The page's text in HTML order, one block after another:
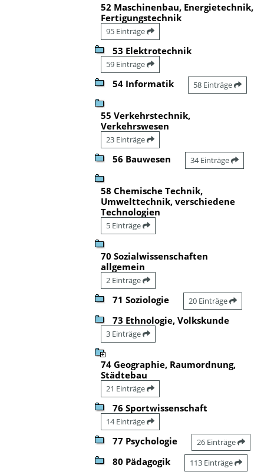
52 Maschinenbau, Energietechnik,
Fertigungstechnik
95 Einträge
53 Elektrotechnik
59 Einträge
54 Informatik 58 Einträge
55 Verkehrstechnik,
Verkehrswesen
23 Einträge
56 Bauwesen 34 Einträge
58 Chemische Technik,
Umwelttechnik, verschiedene
Technologien
5 Einträge
70 Sozialwissenschaften
allgemein
2 Einträge
71 Soziologie 20 Einträge
73 Ethnologie, Volkskunde
3 Einträge
74 Geographie, Raumordnung,
Städtebau
21 Einträge
76 Sportwissenschaft
14 Einträge
77 Psychologie 26 Einträge
80 Pädagogik 113 Einträge